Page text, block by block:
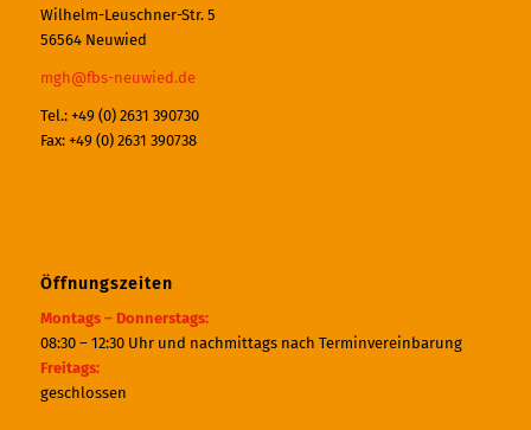
Wilhelm-Leuschner-Str. 5
56564 Neuwied
mgh@fbs-neuwied.de
Tel.: +49 (0) 2631 390730
Fax: +49 (0) 2631 390738
Öffnungszeiten
Montags – Donnerstags:
08:30 – 12:30 Uhr und nachmittags nach Terminvereinbarung
Freitags:
geschlossen